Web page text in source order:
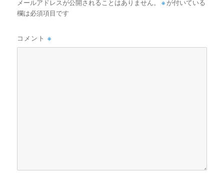
メールアドレスが公開されることはありません。 ※ が付いている
欄は必須項目です
コメント※